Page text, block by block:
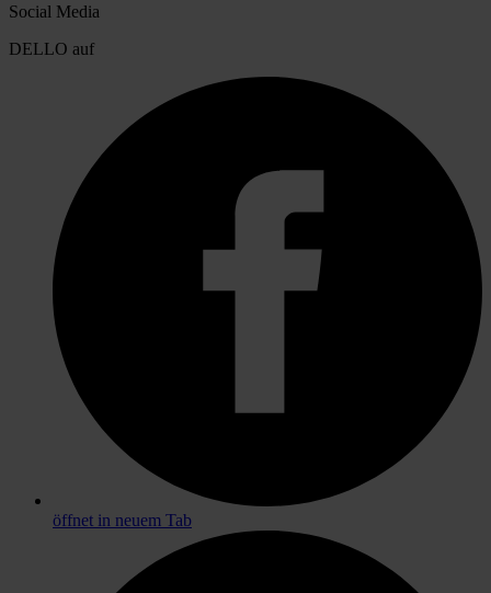
Social Media
DELLO auf
öffnet in neuem Tab